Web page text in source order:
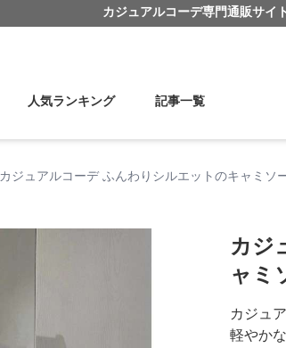
カジュアルコーデ専門通販サイト
人気ランキング 記事一覧
カジュアルコーデ ふんわりシルエットのキャミソ
カジ
ャミ
カジュ
軽やか